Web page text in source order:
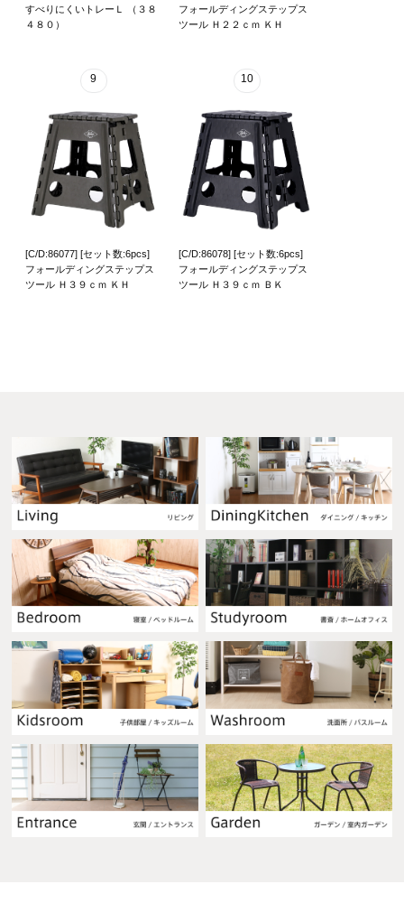
すべりにくいトレーＬ （３８
４８０）
フォールディングステップス
ツール Ｈ２２ｃｍ ＫＨ
9
[C/D:86077] [セット数:6pcs]
フォールディングステップス
ツール Ｈ３９ｃｍ ＫＨ
10
[C/D:86078] [セット数:6pcs]
フォールディングステップス
ツール Ｈ３９ｃｍ ＢＫ